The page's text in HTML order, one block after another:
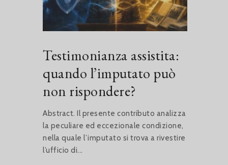
Testimonianza assistita:
quando l’imputato può
non rispondere?
Abstract. Il presente contributo analizza
la peculiare ed eccezionale condizione,
nella quale l’imputato si trova a rivestire
l’ufficio di...